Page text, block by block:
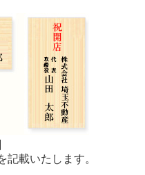
記載いたします。